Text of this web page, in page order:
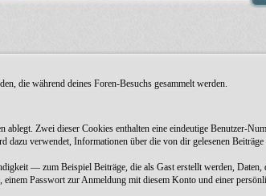
die während deines Foren-Besuchs gesammelt werden.
Zwei dieser Cookies enthalten eine eindeutige Benutzer-
verwendet, Informationen über die von dir gelesenen Beiträge
— zum Beispiel Beiträge, die als Gast erstellt werden, Daten,
Passwort zur Anmeldung mit diesem Konto und einer